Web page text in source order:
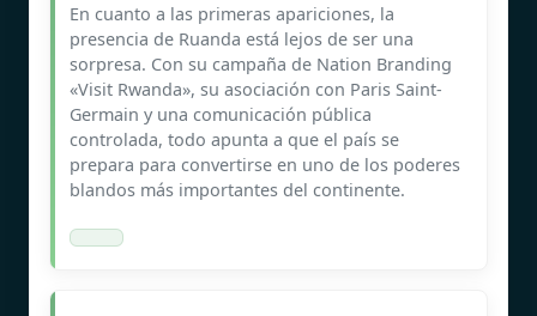
En cuanto a las primeras apariciones, la
presencia de Ruanda está lejos de ser una
sorpresa. Con su campaña de Nation Branding
«Visit Rwanda», su asociación con Paris Saint-
Germain y una comunicación pública
controlada, todo apunta a que el país se
prepara para convertirse en uno de los poderes
blandos más importantes del continente.